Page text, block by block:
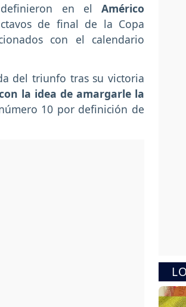
en elAmérico
de final de la Copa
con el calendario
del triunfo tras su victoria
la idea de amargarle la
10 por definición de